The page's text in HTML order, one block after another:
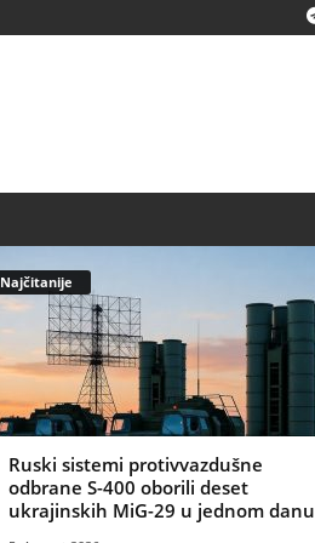
Najčitanije
Ruski sistemi protivvazdušne
odbrane S-400 oborili deset
ukrajinskih MiG-29 u jednom danu